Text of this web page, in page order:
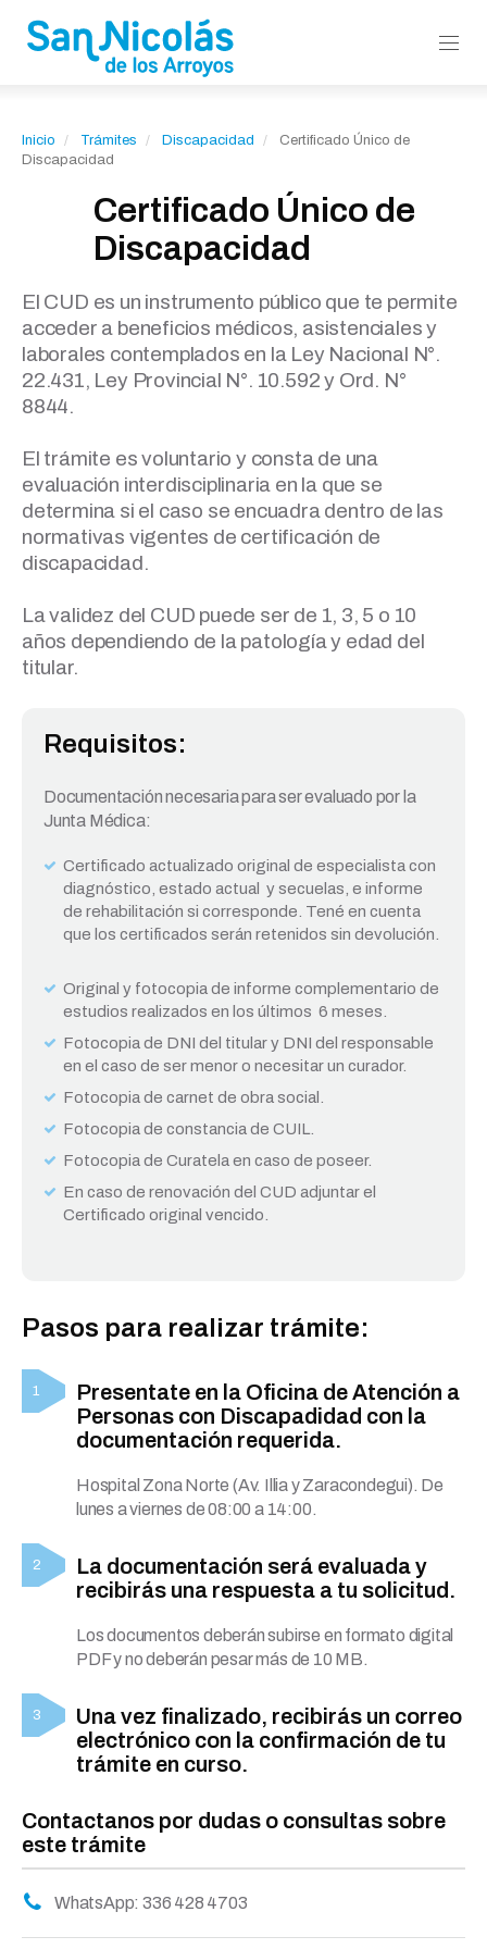
Inicio Trámites Discapacidad
Certificado Único de
Discapacidad
Certificado Único de
Discapacidad
El CUD es un instrumento público que te permite
acceder a beneficios médicos, asistenciales y
laborales contemplados en la Ley Nacional N°.
22.431, Ley Provincial N°. 10.592 y Ord. N°
8844.
El trámite es voluntario y consta de una
evaluación interdisciplinaria en la que se
determina si el caso se encuadra dentro de las
normativas vigentes de certificación de
discapacidad.
La validez del CUD puede ser de 1, 3, 5 o 10
años dependiendo de la patología y edad del
titular.
Requisitos:
Documentación necesaria para ser evaluado por la
Junta Médica:
Certificado actualizado original de especialista con
diagnóstico, estado actual y secuelas, e informe
de rehabilitación si corresponde. Tené en cuenta
que los certificados serán retenidos sin devolución.
Original y fotocopia de informe complementario de
estudios realizados en los últimos 6 meses.
Fotocopia de DNI del titular y DNI del responsable
en el caso de ser menor o necesitar un curador.
Fotocopia de carnet de obra social.
Fotocopia de constancia de CUIL.
Fotocopia de Curatela en caso de poseer.
En caso de renovación del CUD adjuntar el
Certificado original vencido.
Pasos para realizar trámite:
Presentate en la Oficina de Atención a
Personas con Discapadidad con la
documentación requerida.
Hospital Zona Norte (Av. Illia y Zaracondegui). De
lunes a viernes de 08:00 a 14:00.
La documentación será evaluada y
recibirás una respuesta a tu solicitud.
Los documentos deberán subirse en formato digital
PDF y no deberán pesar más de 10 MB.
Una vez finalizado, recibirás un correo
electrónico con la confirmación de tu
trámite en curso.
Contactanos por dudas o consultas sobre
este trámite
WhatsApp: 336 428 4703